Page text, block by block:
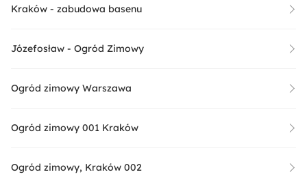
Kraków - zabudowa basenu
Józefosław - Ogród Zimowy
Ogród zimowy Warszawa
Ogród zimowy 001 Kraków
Ogród zimowy, Kraków 002